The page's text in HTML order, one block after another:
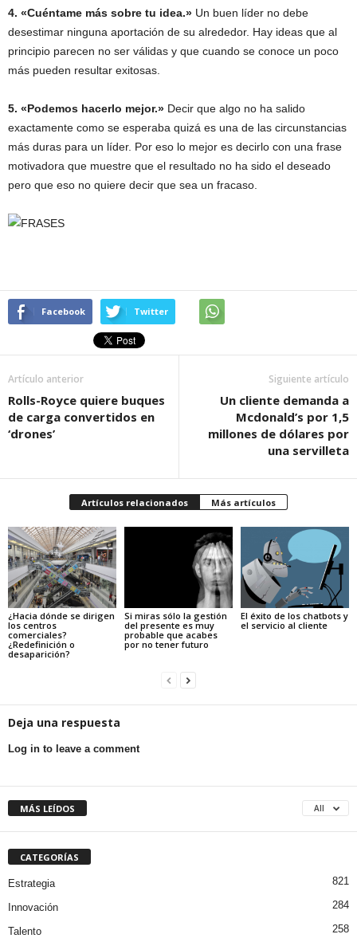
4. «Cuéntame más sobre tu idea.» Un buen líder no debe
desestimar ninguna aportación de su alrededor. Hay ideas que al
principio parecen no ser válidas y que cuando se conoce un poco
más pueden resultar exitosas.
5. «Podemos hacerlo mejor.» Decir que algo no ha salido
exactamente como se esperaba quizá es una de las circunstancias
más duras para un líder. Por eso lo mejor es decirlo con una frase
motivadora que muestre que el resultado no ha sido el deseado
pero que eso no quiere decir que sea un fracaso.
Facebook Twitter
Artículo anterior
Rolls-Royce quiere buques
de carga convertidos en
‘drones’
Siguiente artículo
Un cliente demanda a
Mcdonald’s por 1,5
millones de dólares por
una servilleta
Artículos relacionados Más artículos
¿Hacia dónde se dirigen
los centros
comerciales?
¿Redefinición o
desaparición?
Si miras sólo la gestión
del presente es muy
probable que acabes
por no tener futuro
El éxito de los chatbots y
el servicio al cliente
Deja una respuesta
Log in to leave a comment
MÁS LEÍDOS All
CATEGORÍAS
Estrategia 821
Innovación 284
Talento 258